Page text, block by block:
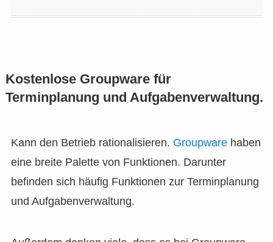
Kostenlose Groupware für
Terminplanung und Aufgabenverwaltung.
Kann den Betrieb rationalisieren. Groupwarehaben
eine breite Palette von Funktionen. Darunter
befinden sich häufig Funktionen zur Terminplanung
und Aufgabenverwaltung.